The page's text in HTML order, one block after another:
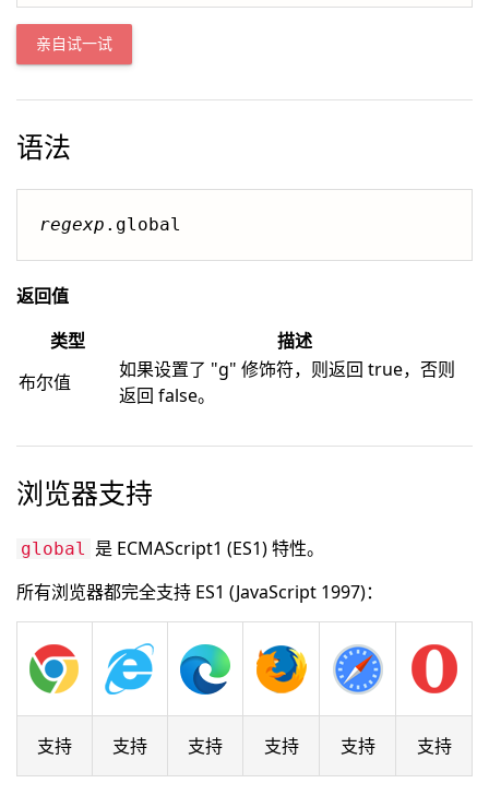
亲自试一试
语法
regexp .global
返回值
类型
描述
布尔值
如果设置了 "g" 修饰符，则返回 true，否则
返回 false。
浏览器支持
global 是 ECMAScript1 (ES1) 特性。
所有浏览器都完全支持 ES1 (JavaScript 1997)：
支持 支持 支持 支持 支持 支持